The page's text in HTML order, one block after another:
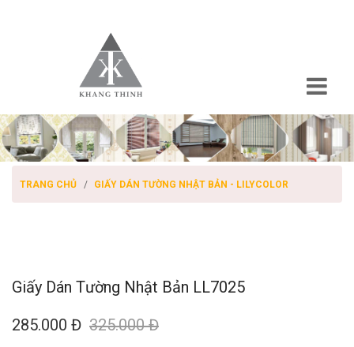
TRANG CHỦ GIẤY DÁN TƯỜNG NHẬT BẢN - LILYCOLOR
Giấy Dán Tường Nhật Bản LL7025
285.000 Đ 325.000 Đ